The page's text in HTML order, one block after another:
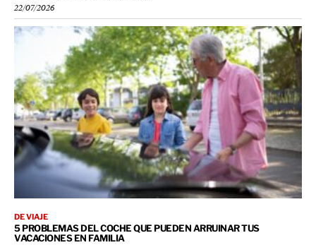
22/07/2026
DE VIAJE
5 PROBLEMAS DEL COCHE QUE PUEDEN ARRUINAR TUS
VACACIONES EN FAMILIA